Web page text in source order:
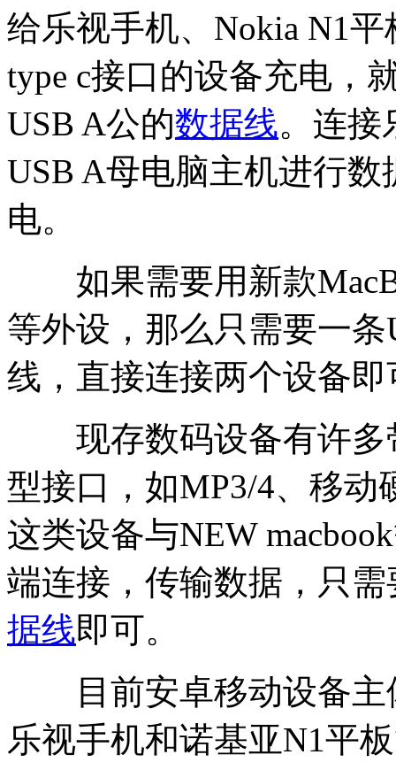
给乐视手机、Nokia N1
type c接口的设备充电，
USB A公的数据线。连接
USB A母电脑主机进行
电。
如果需要用新款
等外设，那么只需要一条
线，直接连接两个设备即
现存数码设备有许多
型接口，如MP3/4、移
这类设备与NEW
端连接，传输数据，只需
据线即可。
目前安卓移动设备主
乐视手机和诺基亚N1平